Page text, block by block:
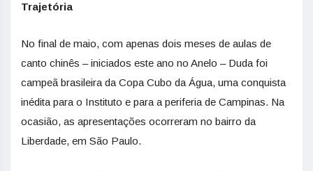
Trajetória
No final de maio, com apenas dois meses de aulas de
canto chinês – iniciados este ano no Anelo – Duda foi
campeã brasileira da Copa Cubo da Água, uma conquista
inédita para o Instituto e para a periferia de Campinas. Na
ocasião, as apresentações ocorreram no bairro da
Liberdade, em São Paulo.